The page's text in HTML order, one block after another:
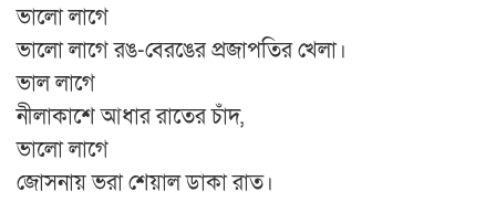
ভালো লাগে
ভালো লাগে রঙ-বেরঙের প্রজাপতির খেলা।
ভাল লাগে
নীলাকাশে আধার রাতের চাঁদ,
ভালো লাগে
জোসনায় ভরা শেয়াল ডাকা রাত।